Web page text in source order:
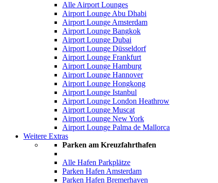
Alle Airport Lounges
Airport Lounge Abu Dhabi
Airport Lounge Amsterdam
Airport Lounge Bangkok
Airport Lounge Dubai
Airport Lounge Düsseldorf
Airport Lounge Frankfurt
Airport Lounge Hamburg
Airport Lounge Hannover
Airport Lounge Hongkong
Airport Lounge Istanbul
Airport Lounge London Heathrow
Airport Lounge Muscat
Airport Lounge New York
Airport Lounge Palma de Mallorca
Weitere Extras
Parken am Kreuzfahrthafen
Alle Hafen Parkplätze
Parken Hafen Amsterdam
Parken Hafen Bremerhaven